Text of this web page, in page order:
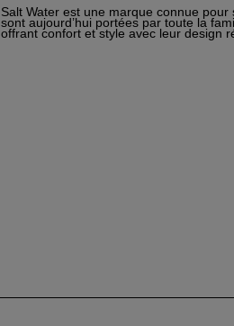
Salt Water est une marque connue
sont aujourd’hui portées par toute la
offrant confort et style avec leur design